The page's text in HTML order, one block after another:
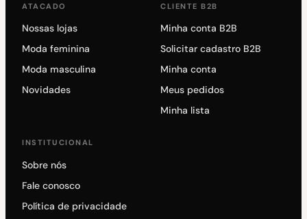
ATACADO
Nossas lojas
Moda feminina
Moda masculina
Novidades
CLIENTE B2B
Minha conta B2B
Solicitar cadastro B2B
Minha conta
Meus pedidos
Minha lista
INSTITUCIONAL
Sobre nós
Fale conosco
Política de privacidade